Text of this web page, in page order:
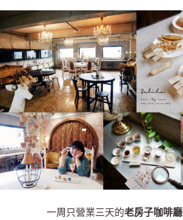
一周只營業三天的老房子咖啡廳